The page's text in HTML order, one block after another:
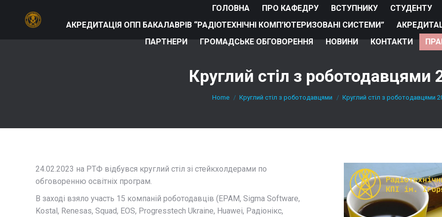
ГОЛОВНА ПРО КАФЕДРУ ВСТУПНИКУ
СТУДЕНТУ
АКРЕДИТАЦІЯ ОПП БАКАЛАВРІВ “РАДІОТЕХНІЧНІ КОМП’ЮТЕРИЗОВАНІ СИСТЕМИ”
ПАРТНЕРИ
ГРОМАДСЬКЕ ОБГОВОРЕННЯ НОВИНИ КОНТАКТИ
Круглий стіл з роботодавцями
Home Круглий стіл з роботодавцями Круглий стіл з роботодавцями
24.02.2023 на РТФ відбувся круглий стіл зі стейкхолдерами по
обговоренню освітніх програм.
В заході взяло участь 15 компаній роботодавців (EPAM, Sigma Software,
Kostal, Renesas, Squad, EOS, Progresstech Ukraine, Huawei, Радіонікс,